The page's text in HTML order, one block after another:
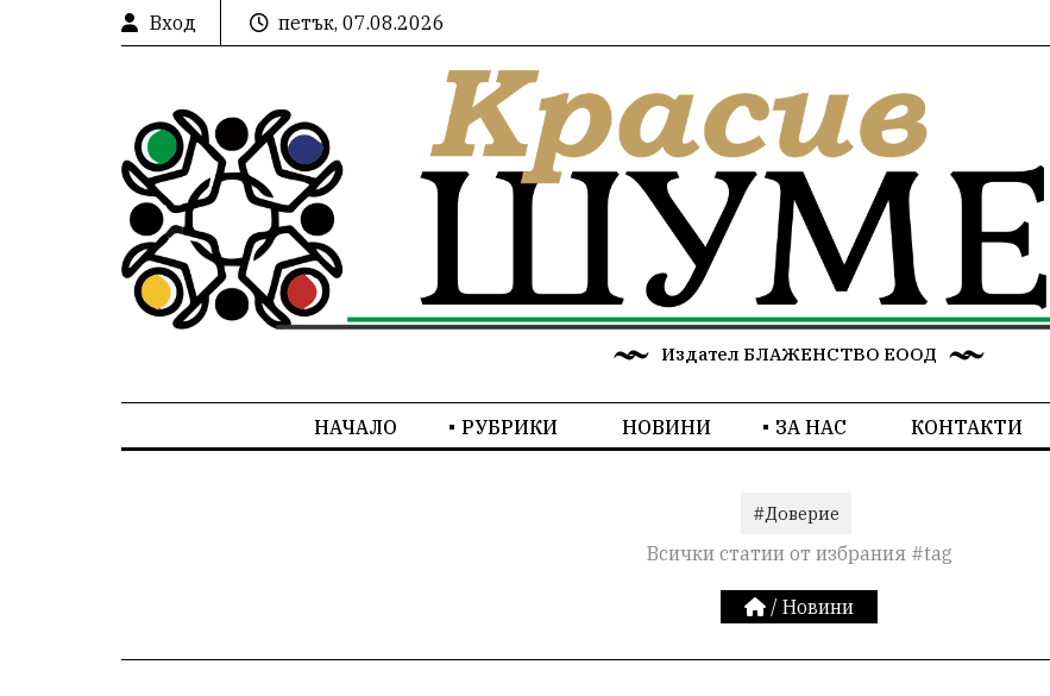
Вход петък, 07.08.2026
Издател БЛАЖЕНСТВО ЕООД
НАЧАЛО РУБРИКИ НОВИНИ ЗА НАС КОНТАКТИ
#Доверие
Всички статии от избрания #tag
/ Новини